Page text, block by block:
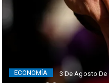
ECONOMÍA 3 De Agosto De